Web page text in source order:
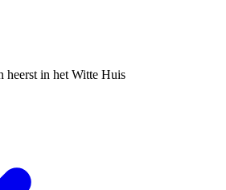
heerst in het Witte Huis